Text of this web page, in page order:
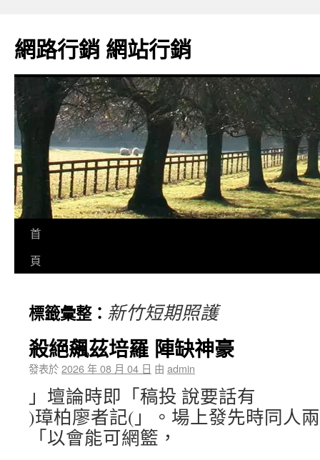
網路行銷 網站行銷
首
頁
標籤彙整： 新竹短期照護
殺絕飆茲培羅 陣缺神豪
發表於2026 年 08 月 04 日 由 admin
」壇論時即「稿投 說要話有
)璋柏廖者記(」。場上發先時同人
「以會能可網籃，